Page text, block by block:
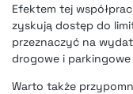
Efektem tej
zyskują dostęp do
przeznaczyć na
drogowe i parkingowe
Warto także